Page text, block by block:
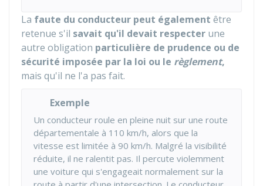
La faute du conducteur peut également être
retenue s'il savait qu'il devait respecter une
autre obligation particulière de prudence ou de
sécurité imposée par la loi ou le règlement,
mais qu'il ne l'a pas fait.
Exemple
Un conducteur roule en pleine nuit sur une route
départementale à 110 km/h, alors que la
vitesse est limitée à 90 km/h. Malgré la visibilité
réduite, il ne ralentit pas. Il percute violemment
une voiture qui s'engageait normalement sur la